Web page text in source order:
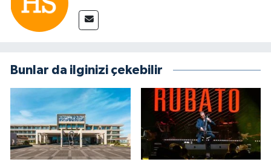
Bunlar da ilginizi çekebilir